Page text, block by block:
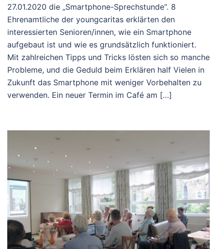
27.01.2020 die „Smartphone-Sprechstunde“. 8
Ehrenamtliche der youngcaritas erklärten den
interessierten Senioren/innen, wie ein Smartphone
aufgebaut ist und wie es grundsätzlich funktioniert.
Mit zahlreichen Tipps und Tricks lösten sich so manche
Probleme, und die Geduld beim Erklären half Vielen in
Zukunft das Smartphone mit weniger Vorbehalten zu
verwenden. Ein neuer Termin im Café am […]